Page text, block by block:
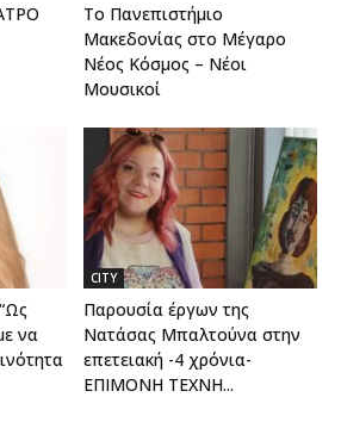
Το Πανεπιστήμιο
Μακεδονίας στο Μέγαρο
Νέος Κόσμος – Νέοι
Μουσικοί
να
CITY
Παρουσία έργων της
Νατάσας Μπαλτούνα στην
επετειακή -4 χρόνια-
ΕΠΙΜΟΝΗ ΤΕΧΝΗ...